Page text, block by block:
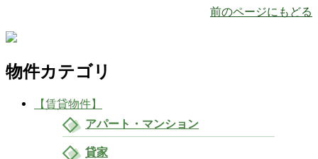
前のページにもどる
物件カテゴリ
【賃貸物件】
アパート・マンション
貸家